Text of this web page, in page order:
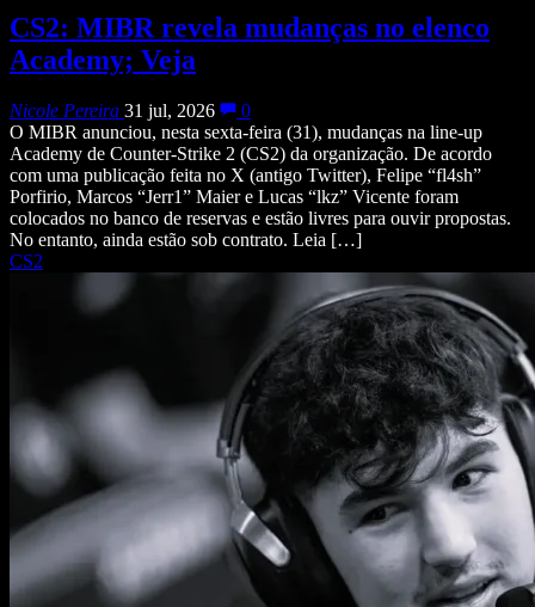
CS2: MIBR revela mudanças no elenco
Academy; Veja
Nicole Pereira 31 jul, 2026
0
O MIBR anunciou, nesta sexta-feira (31), mudanças na line-up
Academy de Counter-Strike 2 (CS2) da organização. De acordo
com uma publicação feita no X (antigo Twitter), Felipe “fl4sh”
Porfirio, Marcos “Jerr1” Maier e Lucas “lkz” Vicente foram
colocados no banco de reservas e estão livres para ouvir propostas.
No entanto, ainda estão sob contrato. Leia […]
CS2